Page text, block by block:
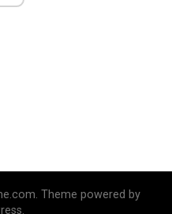
Theme powered by